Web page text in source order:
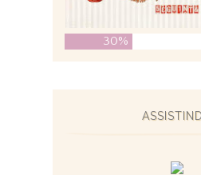
30%